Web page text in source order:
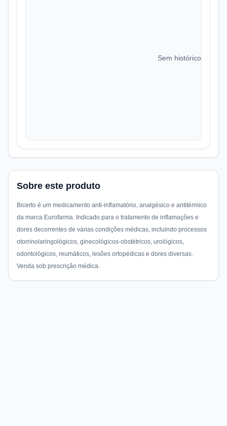
Sem histórico de
Sobre este produto
Bicerto é um medicamento anti-inflamatório, analgésico e antitérmico
da marca Eurofarma. Indicado para o tratamento de inflamações e
dores decorrentes de várias condições médicas, incluindo processos
otorrinolaringológicos, ginecológicos-obstétricos, urológicos,
odontológicos, reumáticos, lesões ortopédicas e dores diversas.
Venda sob prescrição médica.